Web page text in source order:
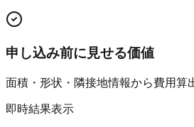
申し込み前に見せる価値
面積・形状・隣接地情報から費用算
即時結果表示